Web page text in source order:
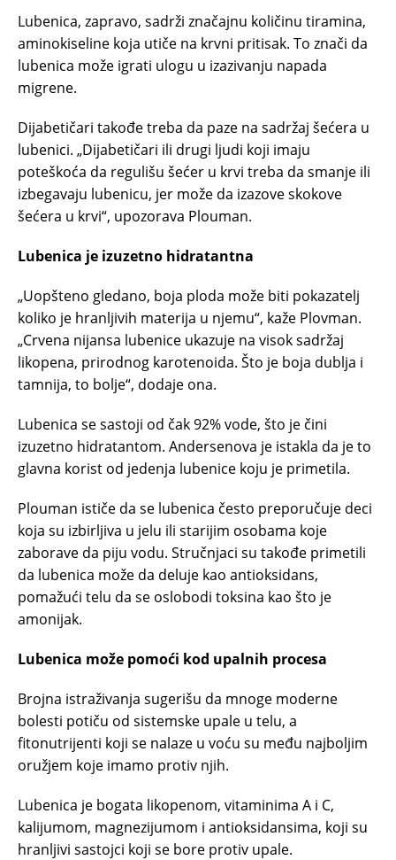
Lubenica, zapravo, sadrži značajnu količinu tiramina,
aminokiseline koja utiče na krvni pritisak. To znači da
lubenica može igrati ulogu u izazivanju napada
migrene.
Dijabetičari takođe treba da paze na sadržaj šećera u
lubenici. „Dijabetičari ili drugi ljudi koji imaju
poteškoća da regulišu šećer u krvi treba da smanje ili
izbegavaju lubenicu, jer može da izazove skokove
šećera u krvi“, upozorava Plouman.
Lubenica je izuzetno hidratantna
„Uopšteno gledano, boja ploda može biti pokazatelj
koliko je hranljivih materija u njemu“, kaže Plovman.
„Crvena nijansa lubenice ukazuje na visok sadržaj
likopena, prirodnog karotenoida. Što je boja dublja i
tamnija, to bolje“, dodaje ona.
Lubenica se sastoji od čak 92% vode, što je čini
izuzetno hidratantom. Andersenova je istakla da je to
glavna korist od jedenja lubenice koju je primetila.
Plouman ističe da se lubenica često preporučuje deci
koja su izbirljiva u jelu ili starijim osobama koje
zaborave da piju vodu. Stručnjaci su takođe primetili
da lubenica može da deluje kao antioksidans,
pomažući telu da se oslobodi toksina kao što je
amonijak.
Lubenica može pomoći kod upalnih procesa
Brojna istraživanja sugerišu da mnoge moderne
bolesti potiču od sistemske upale u telu, a
fitonutrijenti koji se nalaze u voću su među najboljim
oružjem koje imamo protiv njih.
Lubenica je bogata likopenom, vitaminima A i C,
kalijumom, magnezijumom i antioksidansima, koji su
hranljivi sastojci koji se bore protiv upale.